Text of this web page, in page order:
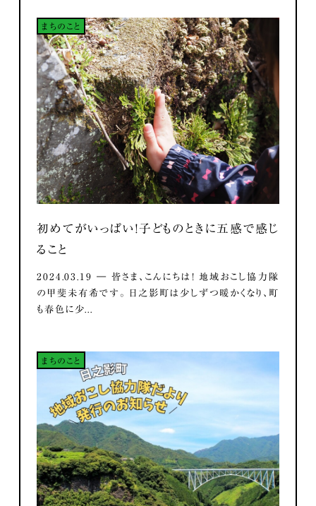
まちのこと
初めてがいっぱい！子どものときに五感で感じ
ること
2024.03.19 ― 皆さま、こんにちは！ 地域おこし協力隊
の甲斐未有希です。 日之影町は少しずつ暖かくなり、町
も春色に少...
まちのこと